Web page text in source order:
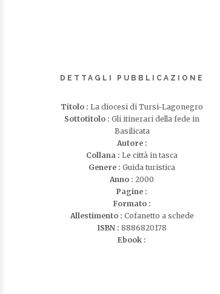
DETTAGLI PUBBLICAZIONE
Titolo :La diocesi di Tursi-Lagonegro
Sottotitolo :Gli itinerari della fede in
Basilicata
Autore :
Collana :Le città in tasca
Genere :Guida turistica
Anno :2000
Pagine :
Formato :
Allestimento : Cofanetto a schede
ISBN : 8886820178
Ebook :